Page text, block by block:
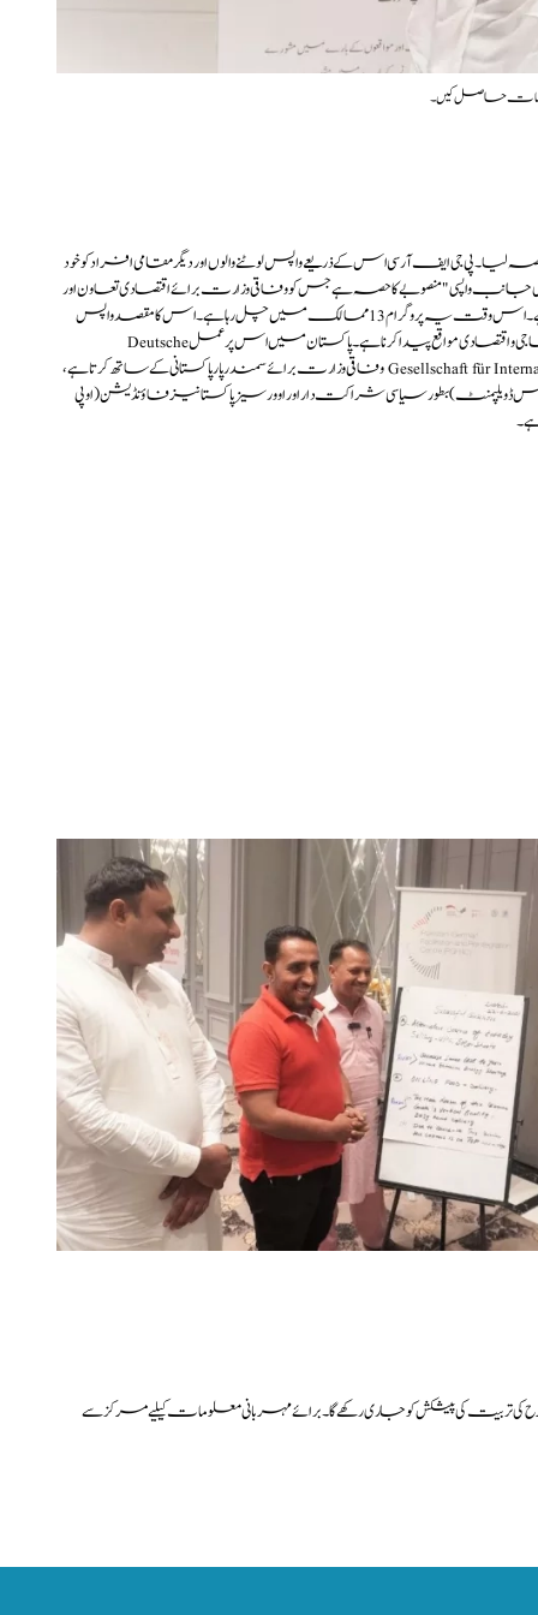
حاصل کیں۔
میں حصہ لیا۔ پی جی ایف آر سی اس کے ذریعے واپس لوٹنے والوں اور دیگر مقامی افراد کو خود
جانب واپسی" منصوبے کا حصہ ہے جس کو وفاقی وزارت برائے اقتصادی تعاون اور
ترقی (بی ایم زیڈ) کی جانب سے چلایا جارہا ہے۔ اس وقت یہ پروگرام 13 ممالک میں چل رہا ہے۔ اس کا مقصد واپس
لوٹنے والے تارکین وطن اور مقامی افراد کیلیے سماجی و اقتصادی مواقع پیدا کرنا ہے۔ پاکستان میں اس پر عمل Deutsche
Gesellschaft für Internationale Zusammenarbeit (GIZ) GmbH وفاقی وزارت برائے سمندر پار پاکستانی کے ساتھ کرتا ہے،
ڈویلپمنٹ) بطور سیاسی شراکت دار اور اوورسیز پاکستانیز فاؤنڈیشن(او پی
کی پیشکش کو جاری رکھے گا۔ برائے مہربانی معلومات کیلیے مرکز سے